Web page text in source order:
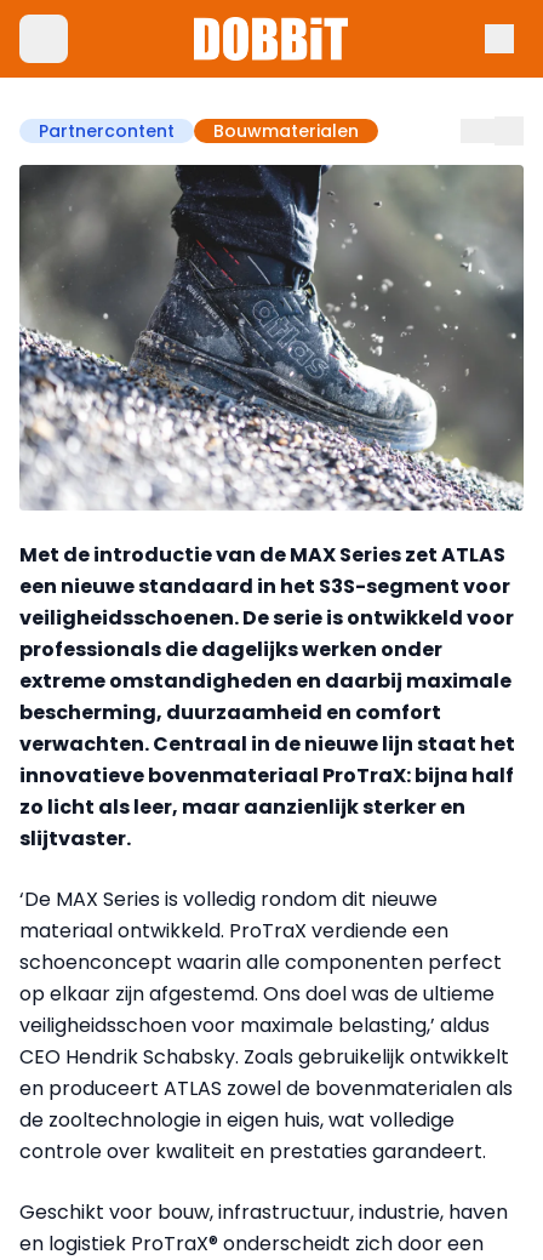
Partnercontent Bouwmaterialen
Met de introductie van de MAX Series zet ATLAS
een nieuwe standaard in het S3S-segment voor
veiligheidsschoenen. De serie is ontwikkeld voor
professionals die dagelijks werken onder
extreme omstandigheden en daarbij maximale
bescherming, duurzaamheid en comfort
verwachten. Centraal in de nieuwe lijn staat het
innovatieve bovenmateriaal ProTraX: bijna half
zo licht als leer, maar aanzienlijk sterker en
slijtvaster.
‘De MAX Series is volledig rondom dit nieuwe
materiaal ontwikkeld. ProTraX verdiende een
schoenconcept waarin alle componenten perfect
op elkaar zijn afgestemd. Ons doel was de ultieme
veiligheidsschoen voor maximale belasting,’ aldus
CEO Hendrik Schabsky. Zoals gebruikelijk ontwikkelt
en produceert ATLAS zowel de bovenmaterialen als
de zooltechnologie in eigen huis, wat volledige
controle over kwaliteit en prestaties garandeert.
Geschikt voor bouw, infrastructuur, industrie, haven
en logistiek ProTraX® onderscheidt zich door een